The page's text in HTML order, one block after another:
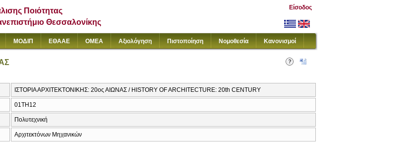
Ποιότητας
Θεσσαλονίκης
Είσοδος
ΜΟΔΙΠ ΕΘΑΑΕ ΟΜΕΑ Αξιολόγηση Πιστοποίηση Νομοθεσία Κανονισμοί
ΙΣΤΟΡΙΑ ΑΡΧΙΤΕΚΤΟΝΙΚΗΣ: 20ος ΑΙΩΝΑΣ / HISTORY OF ARCHITECTURE: 20th CENTURY
01TH12
Πολυτεχνική
Αρχιτεκτόνων Μηχανικών